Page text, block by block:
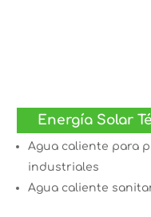
Energía Solar
Agua caliente para
industriales
Agua caliente